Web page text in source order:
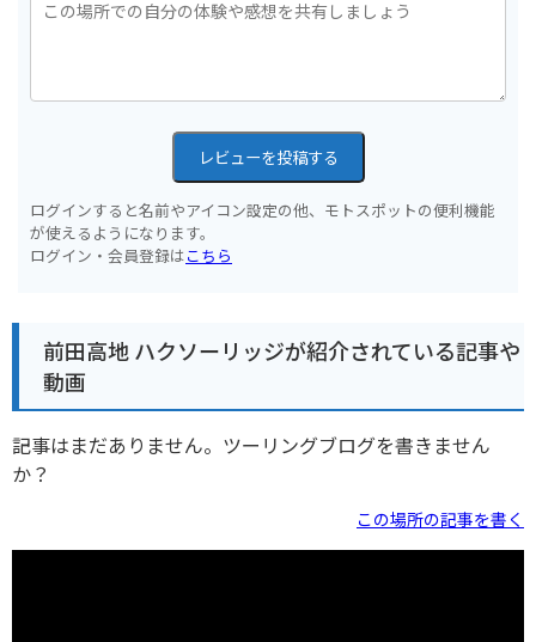
レビューを投稿する
ログインすると名前やアイコン設定の他、モトスポットの便利機能
が使えるようになります。
ログイン・会員登録はこちら
前田高地 ハクソーリッジが紹介されている記事や
動画
記事はまだありません。ツーリングブログを書きません
か？
この場所の記事を書く